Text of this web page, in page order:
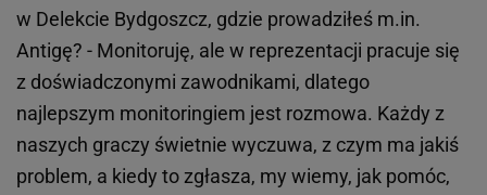
w Delekcie Bydgoszcz, gdzie prowadziłeś m.in.
Antigę? - Monitoruję, ale w reprezentacji pracuje się
z doświadczonymi zawodnikami, dlatego
najlepszym monitoringiem jest rozmowa. Każdy z
naszych graczy świetnie wyczuwa, z czym ma jakiś
problem, a kiedy to zgłasza, my wiemy, jak pomóc,